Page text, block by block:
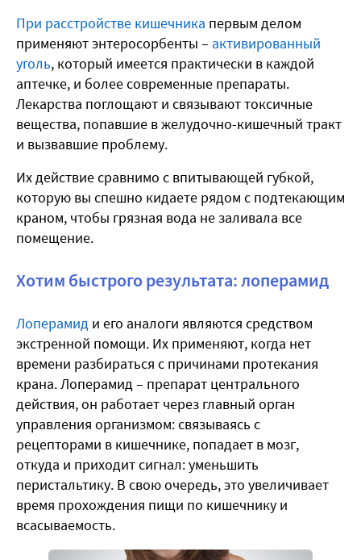
При расстройстве кишечника первым делом
применяют энтеросорбенты – активированный
уголь, который имеется практически в каждой
аптечке, и более современные препараты.
Лекарства поглощают и связывают токсичные
вещества, попавшие в желудочно-кишечный тракт
и вызвавшие проблему.
Их действие сравнимо с впитывающей губкой,
которую вы спешно кидаете рядом с подтекающим
краном, чтобы грязная вода не заливала все
помещение.
Хотим быстрого результата: лоперамид
Лоперамид и его аналоги являются средством
экстренной помощи. Их применяют, когда нет
времени разбираться с причинами протекания
крана. Лоперамид – препарат центрального
действия, он работает через главный орган
управления организмом: связываясь с
рецепторами в кишечнике, попадает в мозг,
откуда и приходит сигнал: уменьшить
перистальтику. В свою очередь, это увеличивает
время прохождения пищи по кишечнику и
всасываемость.